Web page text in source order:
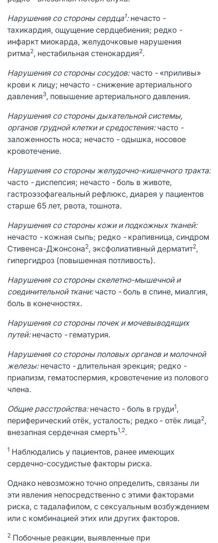
Нарушения со стороны сердца1: нечасто -
тахикардия, ощущение сердцебиения; редко -
инфаркт миокарда, желудочковые нарушения
ритма2, нестабильная стенокардия2.
Нарушения со стороны сосудов: часто -«приливы»
крови к лицу; нечасто -снижение артериального
давления3, повышение артериального давления.
Нарушения со стороны дыхательной системы,
органов грудной клетки и средостения: часто -
заложенность носа; нечасто -одышка, носовое
кровотечение.
Нарушения со стороны желудочно-кишечного тракта:
часто -диспепсия; нечасто -боль в животе,
гастроэзофагеальный рефлюкс, диарея у пациентов
старше 65 лет, рвота, тошнота.
Нарушения со стороны кожи и подкожных тканей:
нечасто -кожная сыпь; редко - крапивница, синдром
Стивенса-Джонсона2, эксфолиативный дерматит2,
гипергидроз (повышенная потливость).
Нарушения со стороны скелетно-мышечной и
соединительной ткани: часто -боль в спине, миалгия,
боль в конечностях.
Нарушения со стороны почек и мочевыводящих
путей: нечасто -гематурия.
Нарушения со стороны половых органов и молочной
железы: нечасто -длительная эрекция; редко -
приапизм, гематоспермия, кровотечение из полового
члена.
Общие расстройства: нечасто - боль в груди1,
периферический отёк, усталость; редко - отёк лица2,
внезапная сердечная смерть1,2.
1 Наблюдались у пациентов, ранее имеющих
сердечно-сосудистые факторы риска.
Однако невозможно точно определить, связаны ли
эти явления непосредственно с этими факторами
риска, с тадалафилом, с сексуальным возбуждением
или с комбинацией этих или других факторов.
2 Побочные реакции, выявленные при